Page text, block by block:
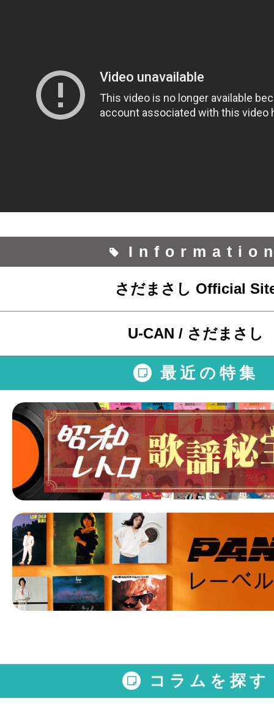
さだまさし Official
U-CAN / さだまさし
最近の特集
コラムを探す